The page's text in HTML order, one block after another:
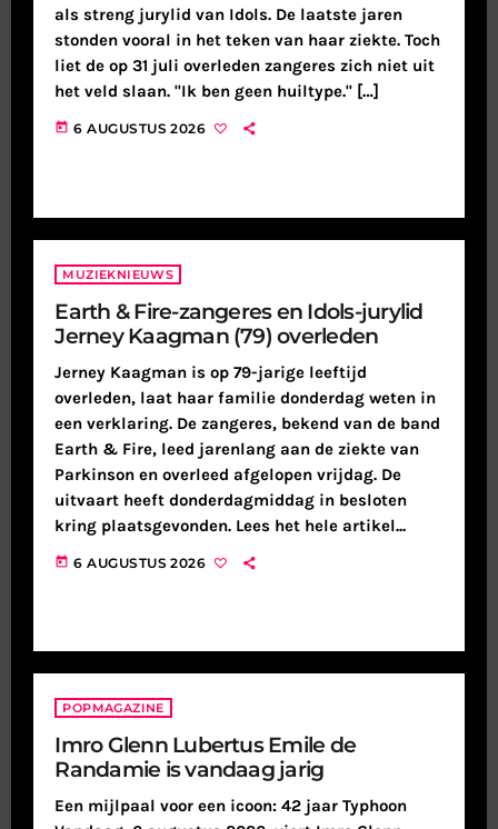
als streng jurylid van Idols. De laatste jaren
stonden vooral in het teken van haar ziekte. Toch
liet de op 31 juli overleden zangeres zich niet uit
het veld slaan. "Ik ben geen huiltype." […]
today 6 AUGUSTUS 2026
MUZIEKNIEUWS
Earth & Fire-zangeres en Idols-jurylid
Jerney Kaagman (79) overleden
Jerney Kaagman is op 79-jarige leeftijd
overleden, laat haar familie donderdag weten in
een verklaring. De zangeres, bekend van de band
Earth & Fire, leed jarenlang aan de ziekte van
Parkinson en overleed afgelopen vrijdag. De
uitvaart heeft donderdagmiddag in besloten
kring plaatsgevonden. Lees het hele artikel...
today 6 AUGUSTUS 2026
POPMAGAZINE
Imro Glenn Lubertus Emile de
Randamie is vandaag jarig
Een mijlpaal voor een icoon: 42 jaar Typhoon